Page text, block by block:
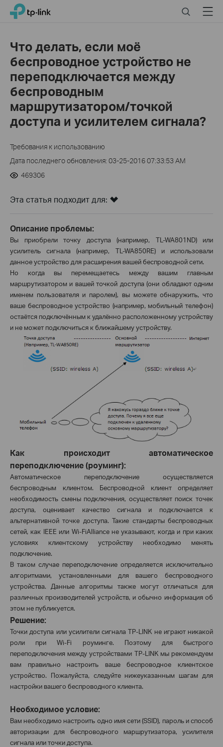
Click
navigation
TP-Link, Reliably Smart SearchMenu
Что делать, если моё
беспроводное устройство не
переподключается между
беспроводным
маршрутизатором/точкой
доступа и усилителем сигнала?
Требования к использованию
Дата последнего обновления: 03-25-2016 07:33:53 AM
469306
Эта статья подходит для:
Описание проблемы:
Вы приобрели точку доступа (например, TL-WA801 ND) или
усилитель сигнала (например, TL-WA850RE) и использовали
данное устройство для расширения вашей беспроводной сети.
Но когда вы перемещаетесь между вашим главным
маршрутизатором и вашей точкой доступа (они обладают одним
именем пользователя и паролем), вы можете обнаружить, что
ваше беспроводное устройство (например, мобильный телефон)
остаётся подключённым к удалённо расположенному устройству
и не может подключиться к ближайшему устройству.
Как происходит автоматическое
переподключение (роуминг):
Автоматическое переподключение осуществляется
беспроводным клиентом. Беспроводной клиент определяет
необходимость смены подключения, осуществляет поиск точек
доступа, оценивает качество сигнала и подключается к
альтернативной точке доступа. Такие стандарты беспроводных
сетей, как IEEE или Wi-FiAllianceне указывают, когда и при каких
условиях клиентскому устройству необходимо менять
подключение.
В таком случае переподключение определяется исключительно
алгоритмами, установленными для вашего беспроводного
устройства. Данные алгоритмы также могут отличаться для
различных производителей устройств, и обычно информация об
этом не публикуется.
Решение:
Точки доступа или усилители сигналаTP-LINK не играют никакой
роли приWi-Fi роуминге. Поэтому для быстрого
переподключения между устройствами TP-LINKмы рекомендуем
вам правильно настроить ваше беспроводное клиентское
устройство. Пожалуйста, следуйте нижеуказанным шагам для
настройки вашего беспроводного клиента.
Необходимое условие:
Вам необходимо настроить одно имя сети (SSID), пароль и способ
авторизации для беспроводного маршрутизатора, усилителя
сигнала или точки доступа.